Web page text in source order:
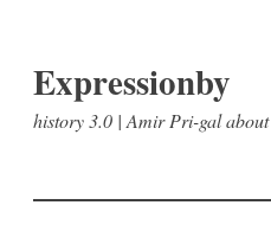
לתוכן
Expressionby
history 3.0 | Amir Pri-gal